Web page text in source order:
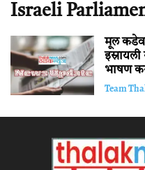
Israeli
मूल
भाषण
Team